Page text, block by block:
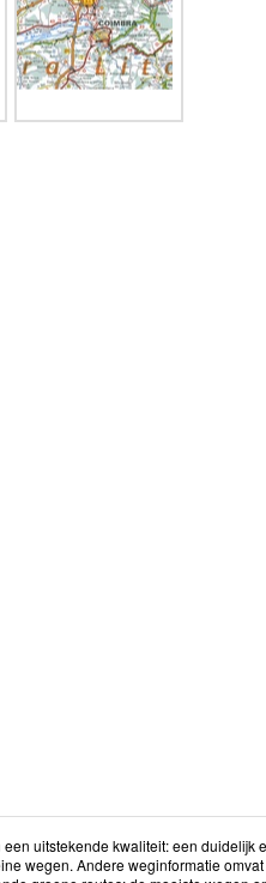
uitstekende kwaliteit: een
wegen. Andere weginformatie